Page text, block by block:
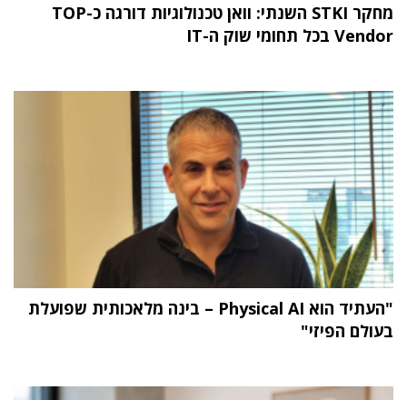
מחקר STKI השנתי: וואן טכנולוגיות דורגה כ-TOP
Vendor בכל תחומי שוק ה-IT
"העתיד הוא Physical AI – בינה מלאכותית שפועלת
בעולם הפיזי"